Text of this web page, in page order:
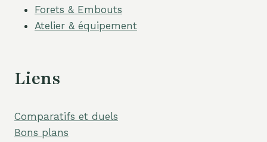
Forets & Embouts
Atelier & équipement
Liens
Comparatifs et duels
Bons plans